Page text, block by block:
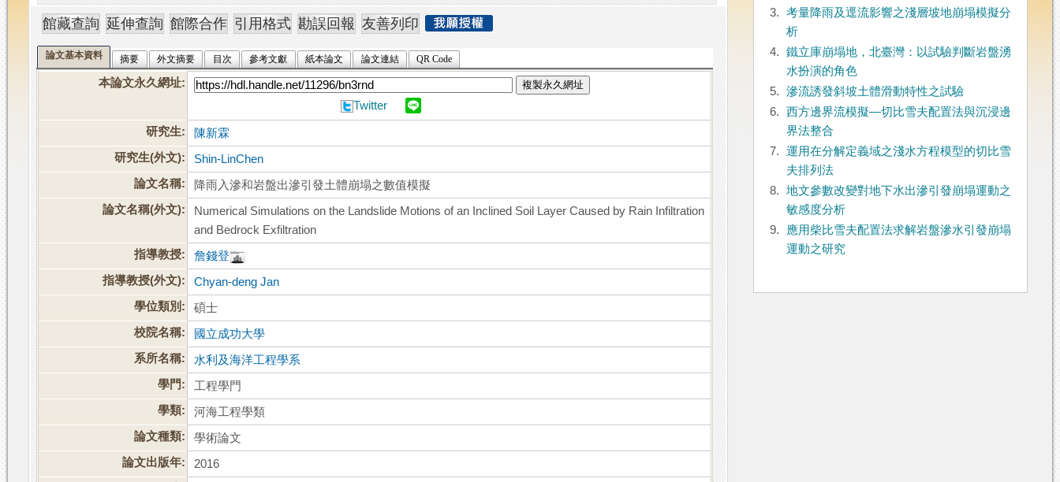
論文基本資料 摘要 外文摘要 目次 參考文獻 紙本論文 論文連結 QR Code
本論文永久網址: 複製永久網址
Twitter
研究生:
陳新霖
研究生(外文):
Shin-LinChen
論文名稱:
降雨入滲和岩盤出滲引發土體崩塌之數值模擬
論文名稱(外文):
Numerical Simulations on the Landslide Motions of an Inclined Soil Layer Caused by Rain Infiltration
and Bedrock Exfiltration
指導教授:
詹錢登
指導教授(外文):
Chyan-deng Jan
學位類別:
碩士
校院名稱:
國立成功大學
系所名稱:
水利及海洋工程學系
學門:
工程學門
學類:
河海工程學類
論文種類:
學術論文
論文出版年:
2016
3.
考量降雨及逕流影響之淺層坡地崩塌模擬分
析
4.
鐵立庫崩塌地，北臺灣：以試驗判斷岩盤湧
水扮演的角色
5.
滲流誘發斜坡土體滑動特性之試驗
6.
西方邊界流模擬—切比雪夫配置法與沉浸邊
界法整合
7.
運用在分解定義域之淺水方程模型的切比雪
夫排列法
8.
地文參數改變對地下水出滲引發崩塌運動之
敏感度分析
9.
應用柴比雪夫配置法求解岩盤滲水引發崩塌
運動之研究